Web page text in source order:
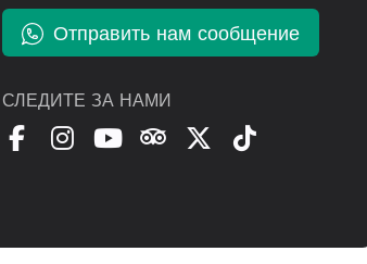
Отправить нам сообщение
СЛЕДИТЕ ЗА НАМИ